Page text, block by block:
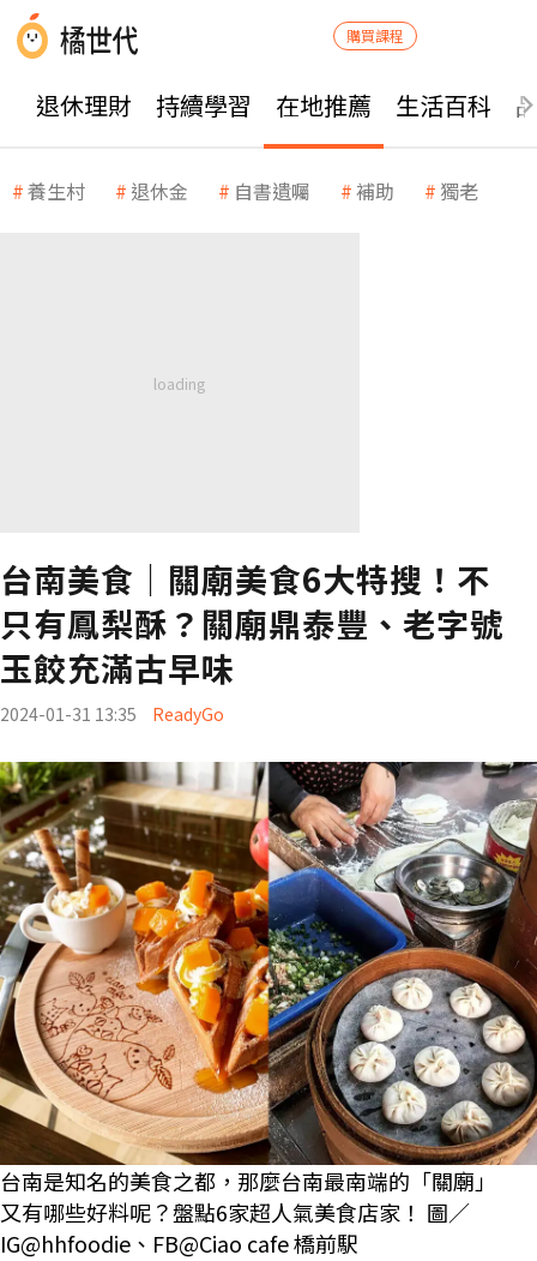
購買課程
退休理財 持續學習 在地推薦 生活百科
養生村 退休金 自書遺囑 補助 獨老
台南美食｜關廟美食6大特搜！不
只有鳳梨酥？關廟鼎泰豐、老字號
玉餃充滿古早味
2024-01-31 13:35 ReadyGo
台南是知名的美食之都，那麼台南最南端的「關廟」
又有哪些好料呢？盤點6家超人氣美食店家！ 圖／
IG@hhfoodie、FB@Ciao cafe 橋前駅